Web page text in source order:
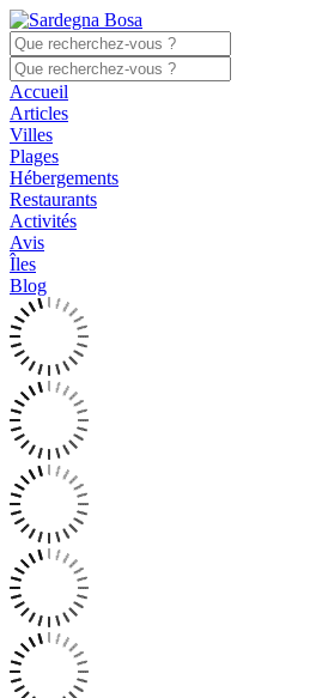
Accueil
Articles
Villes
Plages
Hébergements
Restaurants
Activités
Avis
Îles
Blog